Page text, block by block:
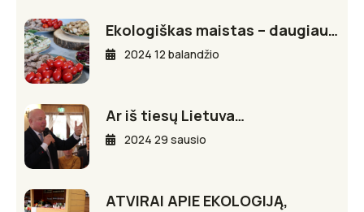
Ekologiškas maistas – daugiau…
2024 12 balandžio
Ar iš tiesų Lietuva…
2024 29 sausio
ATVIRAI APIE EKOLOGIJĄ,